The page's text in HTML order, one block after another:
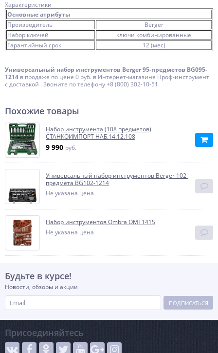
Характеристики
Основные атрибуты
Производитель
Berger
Набор ключей
ключи комбинированные
Гарантийный срок
12 (мес)
Универсальный набор инструментов Berger 95-предметов BG095-
1214 в продаже по цене 0 руб. в Интернет-магазине Проф-инструмент
с доставкой . Звоните по телефону +8 (800) 302-10-51.
Похожие товары
Набор инструмента (108 предметов)
СТАНКОИМПОРТ НАБ.14.12.108
9 990 руб.
Универсальный набор инструментов Berger 102-
предмета BG102-1214
Не указана цена
Набор инструментов Ombra OMT141S
Не указана цена
Будьте в курсе!
Новости, обзоры и акции
ПОДПИСАТЬСЯ
Присоединяйтесь